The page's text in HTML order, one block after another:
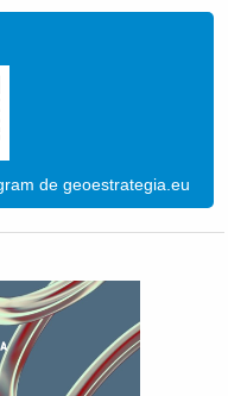
de geoestrategia.eu